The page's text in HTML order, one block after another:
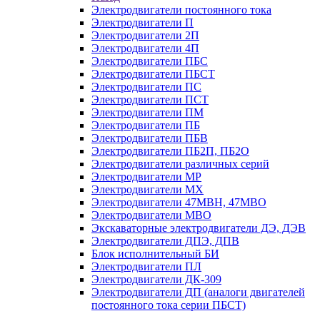
Электродвигатели постоянного тока
Электродвигатели П
Электродвигатели 2П
Электродвигатели 4П
Электродвигатели ПБС
Электродвигатели ПБСТ
Электродвигатели ПС
Электродвигатели ПСТ
Электродвигатели ПМ
Электродвигатели ПБ
Электродвигатели ПБВ
Электродвигатели ПБ2П, ПБ2О
Электродвигатели различных серий
Электродвигатели МР
Электродвигатели MX
Электродвигатели 47MBH, 47МВО
Электродвигатели MBO
Экскаваторные электродвигатели ДЭ, ДЭВ
Электродвигатели ДПЭ, ДПВ
Блок исполнительный БИ
Электродвигатели ПЛ
Электродвигатели ДК-309
Электродвигатели ДП (аналоги двигателей
постоянного тока серии ПБСТ)